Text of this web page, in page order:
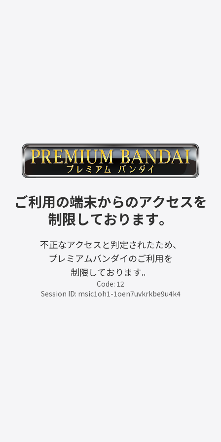
ご利用の端末からのアクセスを
制限しております。
不正なアクセスと判定されたため、
プレミアムバンダイのご利用を
制限しております。
Code: 12
Session ID: msic1oh1-1oen7uvkrkbe9u4k4